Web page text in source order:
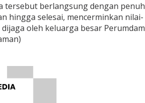
tersebut berlangsung dengan penuh
hingga selesai, mencerminkan nilai-
oleh keluarga besar Perumdam